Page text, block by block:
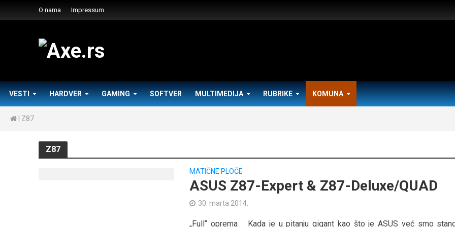
O nama Impressum
VESTI HARDVER GAMING SOFTVER MULTIMEDIJA RUBRIKE KOMUNA
Z87
Z87
MATIČNE PLOČE
ASUS Z87-Expert & Z87-Deluxe/QUAD
30. marta 2014.
„Full“ oprema Kada je u pitanju gigant kao što je ASUS već smo